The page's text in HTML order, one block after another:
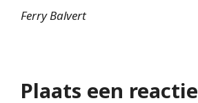
Ferry Balvert
Plaats een reactie